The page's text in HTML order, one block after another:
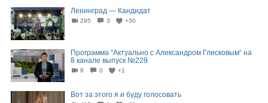
06:44
Ленинград — Кандидат
295 3 +30
02:10
Программа “Актуально с Александром Глисковым“ на
8 канале выпуск №229
8 0 +1
Вот за этого я и буду голосовать